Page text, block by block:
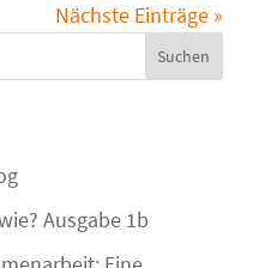
Nächste Einträge »
Ausgabe 1b